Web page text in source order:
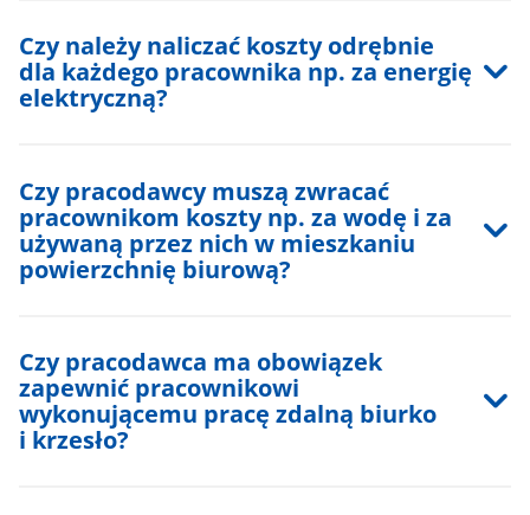
Czy należy naliczać koszty odrębnie
dla każdego pracownika np. za energię
elektryczną?
Czy pracodawcy muszą zwracać
pracownikom koszty np. za wodę i za
używaną przez nich w mieszkaniu
powierzchnię biurową?
Czy pracodawca ma obowiązek
zapewnić pracownikowi
wykonującemu pracę zdalną biurko
i krzesło?